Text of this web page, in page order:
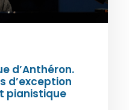
d’Anthéron.
d’exception
pianistique